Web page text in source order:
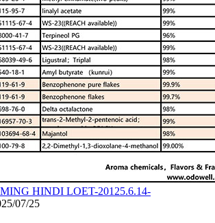
HINDI LOET-20125.6.14-
07/25